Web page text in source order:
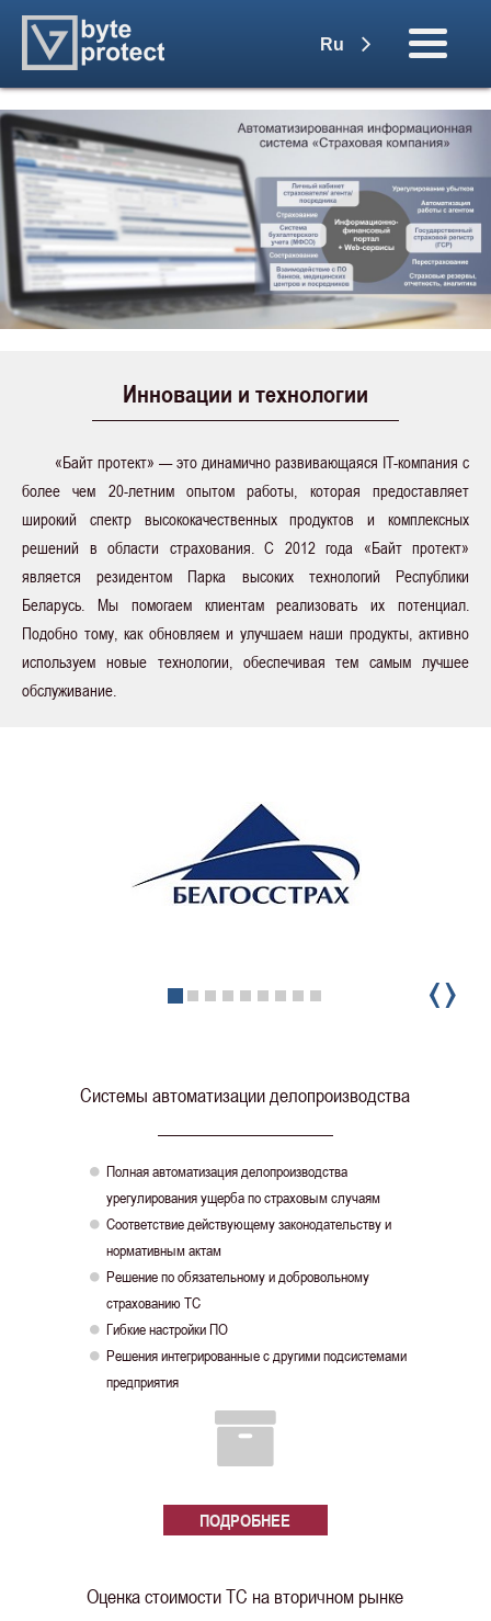
Ru
Инновации и технологии
«Байт протект» — это динамично развивающаяся IT-компания c
более чем 20-летним опытом работы, которая предоставляет
широкий спектр высококачественных продуктов и комплексных
решений в области страхования. С 2012 года «Байт протект»
является резидентом Парка высоких технологий Республики
Беларусь. Мы помогаем клиентам реализовать их потенциал.
Подобно тому, как обновляем и улучшаем наши продукты, активно
используем новые технологии, обеспечивая тем самым лучшее
обслуживание.
‹›
Системы автоматизации делопроизводства

Полная автоматизация делопроизводства
урегулирования ущерба по страховым случаям

Соответствие действующему законодательству и
нормативным актам

Решение по обязательному и добровольному
страхованию ТС
 Гибкие настройки ПО

Решения интегрированные с другими подсистемами
предприятия
ПОДРОБНЕЕ
Оценка стоимости ТС на вторичном рынке